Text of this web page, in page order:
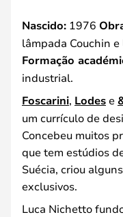
Nascido: 1976
lâmpada Couchin
Formação
industrial.
Foscarini, Lodese
um currículo de
Concebeu muitos
que tem estúdios
Suécia, criou
exclusivos.
Luca Nichetto